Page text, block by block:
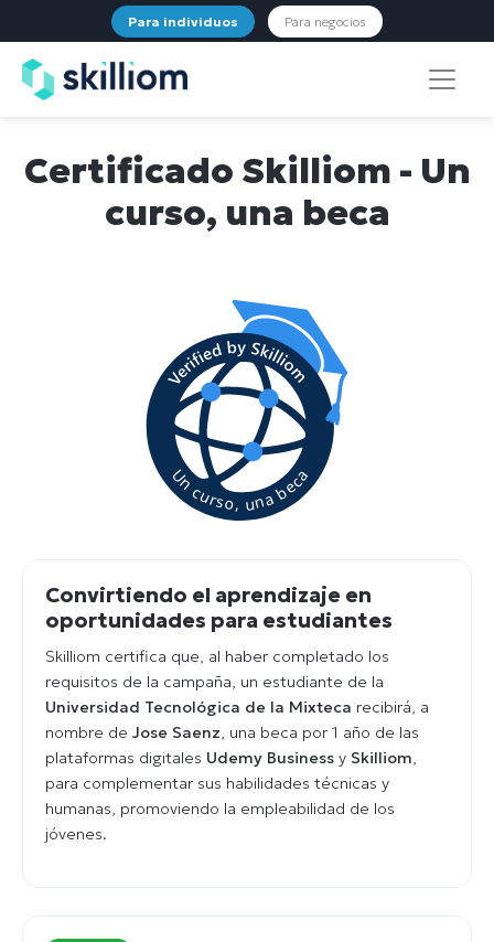
Para individuos Para negocios
Certificado Skilliom - Un
curso, una beca
Convirtiendo el aprendizaje en
oportunidades para estudiantes
Skilliom certifica que, al haber completado los
requisitos de la campaña, un estudiante de la
Universidad Tecnológica de la Mixteca recibirá, a
nombre de Jose Saenz , una beca por 1 año de las
plataformas digitales Udemy Business y Skilliom
para complementar sus habilidades técnicas y
humanas, promoviendo la empleabilidad de los
jóvenes.